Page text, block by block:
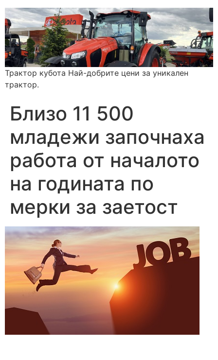
Трактор кубота Най-добрите цени за уникален
трактор.
Близо 11 500
младежи започнаха
работа от началото
на годината по
мерки за заетост